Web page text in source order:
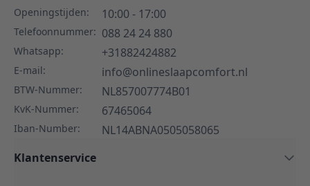
Openingstijden: 10:00 - 17:00
Telefoonnummer: 088 24 24 880
Whatsapp: +31882424882
E-mail: info@onlineslaapcomfort.nl
BTW-Nummer: NL857007774B01
KvK-Nummer: 67465064
Iban-Number:
NL14ABNA0505058065
Klantenservice